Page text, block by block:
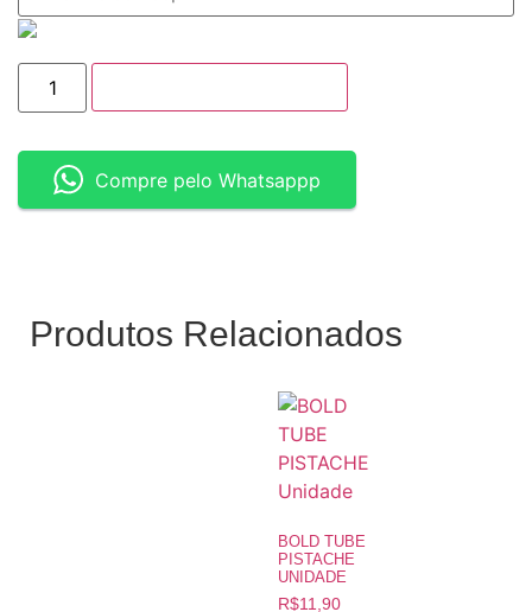
Compre pelo Whatsappp
Produtos Relacionados
BOLD TUBE
PISTACHE
UNIDADE
R$11,90